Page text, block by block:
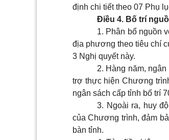
định chi tiết theo 07 Phụ
Điều 4. Bố trí
1. Phân bổ nguồn
địa phương theo tiêu chí
3 Nghị quyết này.
2. Hàng năm,
trợ thực hiện Chương
ngân sách cấp tỉnh bố trí
3. Ngoài ra, huy
của Chương trình, đảm
bàn tỉnh.